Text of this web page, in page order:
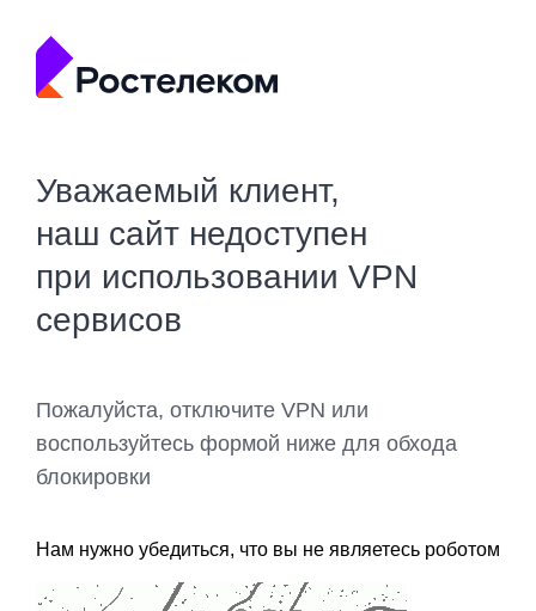
Уважаемый клиент,
наш сайт недоступен
при использовании VPN
сервисов
Пожалуйста, отключите VPN или
воспользуйтесь формой ниже для обхода
блокировки
Нам нужно убедиться, что вы не являетесь роботом